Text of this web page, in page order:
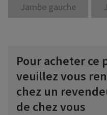
Jambe gauche
Pour acheter ce
veuillez vous
chez un
de chez vous